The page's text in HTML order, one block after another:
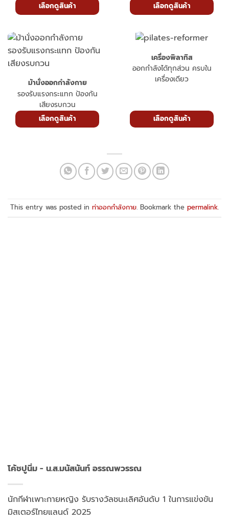
เลือกดูสินค้า เลือกดูสินค้า
ม้านั่งออกกำลังกาย
รองรับแรงกระแทก ป้องกัน
เสียงรบกวน
เลือกดูสินค้า
เครื่องพิลาทิส
ออกกำลังได้ทุกส่วน ครบใน
เครื่องเดียว
เลือกดูสินค้า
This entry was posted in ท่าออกกำลังกาย. Bookmark the permalink.
โค้ชปูนิ่ม - น.ส.มนัสนันท์ อรรณพวรรณ
นักกีฬาเพาะกายหญิง รับรางวัลชนะเลิศอันดับ 1 ในการแข่งขัน
มิสเตอร์ไทยแลนด์ 2025